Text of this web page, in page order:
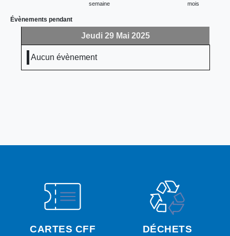
CARTES CFF DÉCHETS
semaine mois
Évènements pendant
Jeudi 29 Mai 2025
Aucun évènement